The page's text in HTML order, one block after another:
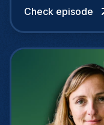
Check episode